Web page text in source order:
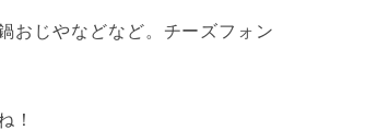
おじやなどなど。チーズフォン
！